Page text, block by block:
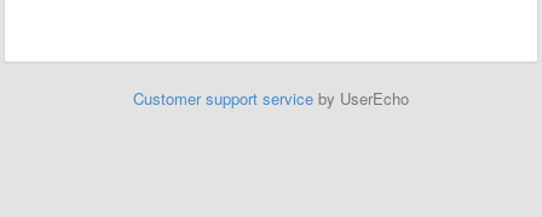
Customer support service by UserEcho